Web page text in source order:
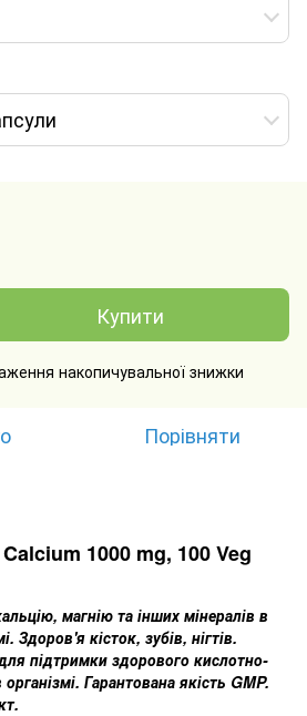
Купити
накопичувальної знижки
Порівняти
1000 mg, 100 Veg
магнію та інших мінералів в
Здоров'я кісток, зубів, нігтів.
підтримки здорового кислотно-
Гарантована якість GMP.